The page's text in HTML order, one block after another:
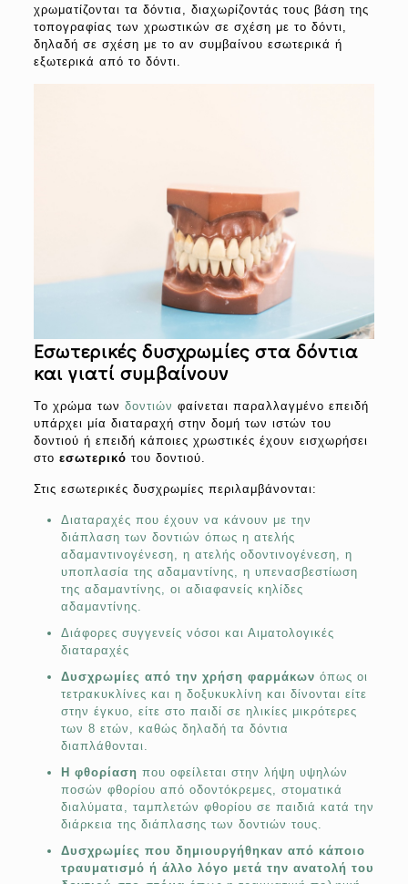
χρωματίζονται τα δόντια, διαχωρίζοντάς τους βάση της
τοπογραφίας των χρωστικών σε σχέση με το δόντι,
δηλαδή σε σχέση με το αν συμβαίνου εσωτερικά ή
εξωτερικά από το δόντι.
Εσωτερικές δυσχρωμίες στα δόντια
και γιατί συμβαίνουν
Το χρώμα των δοντιών φαίνεται παραλλαγμένο επειδή
υπάρχει μία διαταραχή στην δομή των ιστών του
δοντιού ή επειδή κάποιες χρωστικές έχουν εισχωρήσει
στο εσωτερικό του δοντιού.
Στις εσωτερικές δυσχρωμίες περιλαμβάνονται:
Διαταραχές που έχουν να κάνουν με την
διάπλαση των δοντιών όπως η ατελής
αδαμαντινογένεση, η ατελής οδοντινογένεση, η
υποπλασία της αδαμαντίνης, η υπενασβεστίωση
της αδαμαντίνης, οι αδιαφανείς κηλίδες
αδαμαντίνης.
Διάφορες συγγενείς νόσοι και Αιματολογικές
διαταραχές
Δυσχρωμίες από την χρήση φαρμάκων όπως οι
τετρακυκλίνες και η δοξυκυκλίνη και δίνονται είτε
στην έγκυο, είτε στο παιδί σε ηλικίες μικρότερες
των 8 ετών, καθώς δηλαδή τα δόντια
διαπλάθονται.
Η φθορίαση που οφείλεται στην λήψη υψηλών
ποσών φθορίου από οδοντόκρεμες, στοματικά
διαλύματα, ταμπλετών φθορίου σε παιδιά κατά την
διάρκεια της διάπλασης των δοντιών τους.
Δυσχρωμίες που δημιουργήθηκαν από κάποιο
τραυματισμό ή άλλο λόγο μετά την ανατολή του